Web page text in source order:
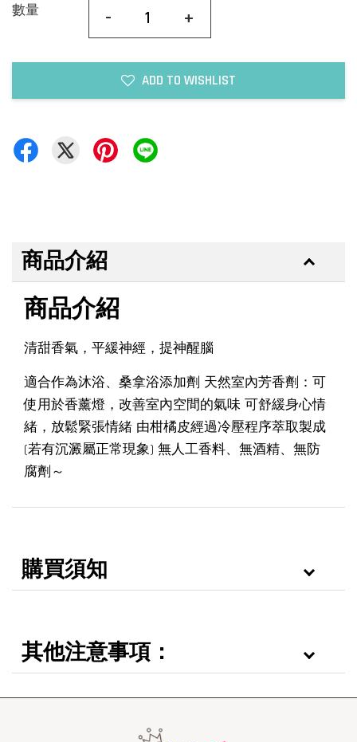
數量 - +
ADD TO WISHLIST
商品介紹
商品介紹
清甜香氣，平緩神經，提神醒腦
適合作為沐浴、桑拿浴添加劑 天然室內芳香劑：可
使用於香薰燈，改善室內空間的氣味 可舒緩身心情
緒，放鬆緊張情緒 由柑橘皮經過冷壓程序萃取製成
(若有沉澱屬正常現象) 無人工香料、無酒精、無防
腐劑～
購買須知
其他注意事項：